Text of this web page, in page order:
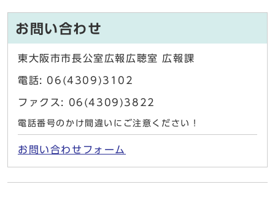
お問い合わせ
東大阪市市長公室広報広聴室 広報課
電話: 06(4309)3102
ファクス: 06(4309)3822
電話番号のかけ間違いにご注意ください！
お問い合わせフォーム